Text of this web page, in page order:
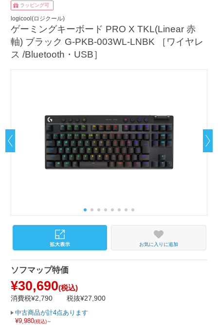
ラッピング可
logicool(ロジクール)
ゲーミングキーボード PRO X TKL(Linear 赤
軸) ブラック G-PKB-003WL-LNBK ［ワイヤレ
ス /Bluetooth・USB］
お気に入りに追加
ソフマップ特価
¥30,690(税込)
消費税¥2,790 税抜¥27,900
中古商品が計4点あります
¥9,980(税込)～